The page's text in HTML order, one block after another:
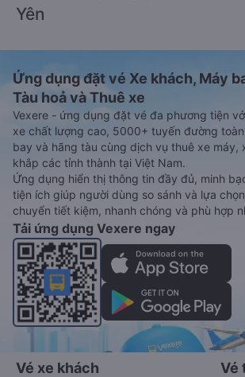
Yên
Ứng dụng đặt vé Xe khách, Máy
Tàu hoả và Thuê xe
Vexere - ứng dụng đặt vé đa phương tiện
xe chất lượng cao, 5000+ tuyến đường
bay và hãng tàu cùng dịch vụ thuê xe máy,
khắp các tỉnh thành tại Việt Nam.
Ứng dụng hiển thị thông tin đầy đủ, minh
tiện ích giúp người dùng so sánh và lựa
chuyển tiết kiệm, nhanh chóng và phù hợp
Tải ứng dụng Vexere ngay
Vé xe khách Vé